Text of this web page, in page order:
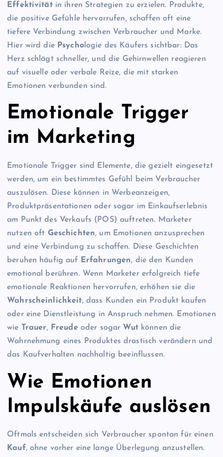
Effektivitätin ihren Strategien zu erzielen. Produkte,
die positive Gefühle hervorrufen, schaffen oft eine
tiefere Verbindung zwischen Verbraucher und Marke.
Hier wird die Psychologie des Käufers sichtbar: Das
Herz schlägt schneller, und die Gehirnwellen reagieren
auf visuelle oder verbale Reize, die mit starken
Emotionen verbunden sind.
Emotionale Trigger
im Marketing
Emotionale Trigger sind Elemente, die gezielt eingesetzt
werden, um ein bestimmtes Gefühl beim Verbraucher
auszulösen. Diese können in Werbeanzeigen,
Produktpräsentationen oder sogar im Einkaufserlebnis
am Punkt des Verkaufs (POS) auftreten. Marketer
nutzen oft Geschichten, um Emotionen anzusprechen
und eine Verbindung zu schaffen. Diese Geschichten
beruhen häufig auf
Erfahrungen, die den Kunden
emotional berühren. Wenn Marketer erfolgreich tiefe
emotionale Reaktionen hervorrufen, erhöhen sie die
Wahrscheinlichkeit, dass Kunden ein Produkt kaufen
oder eine Dienstleistung in Anspruch nehmen. Emotionen
wie Trauer, Freudeoder sogar Wutkönnen die
Wahrnehmung eines Produktes drastisch verändern und
das Kaufverhalten nachhaltig beeinflussen.
Wie Emotionen
Impulskäufe auslösen
Oftmals entscheiden sich Verbraucher spontan für einen
Kauf, ohne vorher eine lange Überlegung anzustellen.